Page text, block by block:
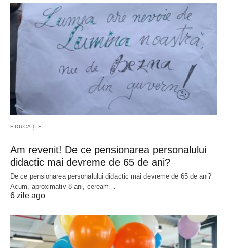
EDUCAȚIE
Am revenit! De ce pensionarea personalului
didactic mai devreme de 65 de ani?
De ce pensionarea personalului didactic mai devreme de 65 de ani?
Acum, aproximativ 8 ani, ceream…
6 zile ago